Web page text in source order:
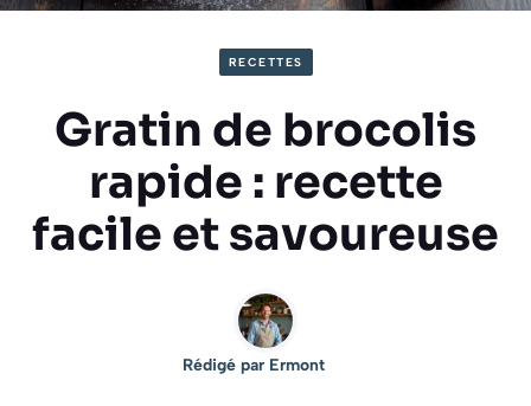
RECETTES
Gratin de brocolis
rapide : recette
facile et savoureuse
Rédigé par Ermont